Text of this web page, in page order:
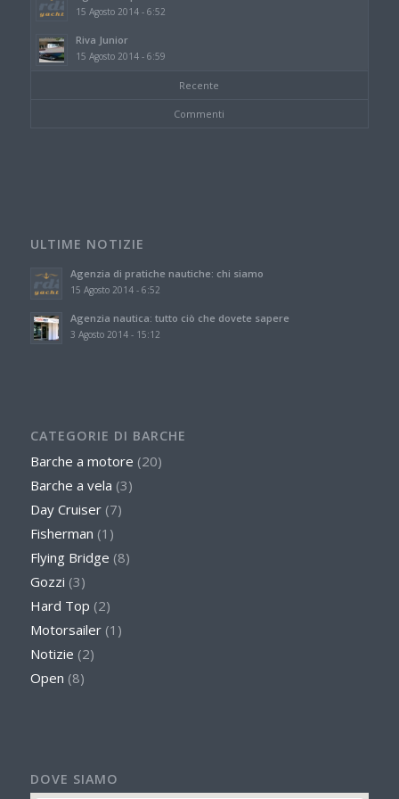
15 Agosto 2014 - 6:52
Riva Junior
15 Agosto 2014 - 6:59
Recente
Commenti
ULTIME NOTIZIE
Agenzia di pratiche nautiche: chi siamo
15 Agosto 2014 - 6:52
Agenzia nautica: tutto ciò che dovete sapere
3 Agosto 2014 - 15:12
CATEGORIE DI BARCHE
Barche a motore (20)
Barche a vela (3)
Day Cruiser(7)
Fisherman (1)
Flying Bridge (8)
Gozzi (3)
Hard Top (2)
Motorsailer(1)
Notizie (2)
Open (8)
DOVE SIAMO